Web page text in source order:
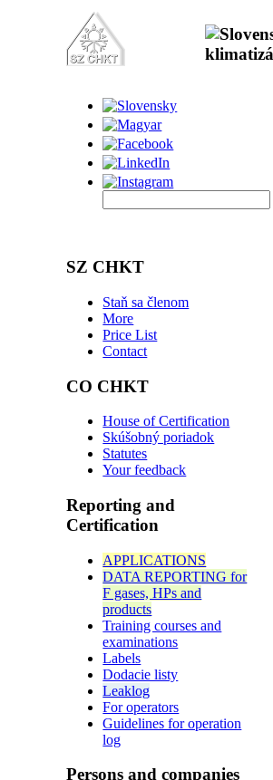
SZ CHKT
Staň sa členom
More
Price List
Contact
CO CHKT
House of Certification
Skúšobný poriadok
Statutes
Your feedback
Reporting and
Certification
APPLICATIONS
DATA REPORTING for
F gases, HPs and
products
Training courses and
examinations
Labels
Dodacie listy
Leaklog
For operators
Guidelines for operation
log
Persons and companies